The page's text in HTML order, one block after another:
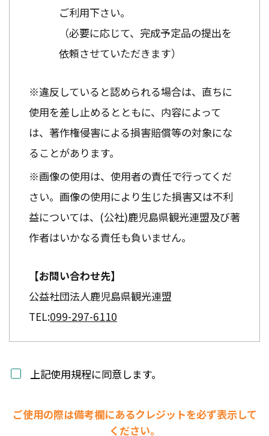
ご利用下さい。
（必要に応じて、完成予定品の提出を
依頼させていただきます）
※違反していると認められる場合は、直ちに
使用を差し止めるとともに、内容によって
は、著作権侵害による損害賠償等の対象にな
ることがあります。
※画像の使用は、使用者の責任で行ってくだ
さい。画像の使用により生じた損害又は不利
益については、(公社)鹿児島県観光連盟及び著
作者はいかなる責任も負いません。
【お問い合わせ先】
公益社団法人鹿児島県観光連盟
TEL:099-297-6110
上記使用規程に同意します。
ご使用の際は備考欄にあるクレジットを必ず表示して
ください。